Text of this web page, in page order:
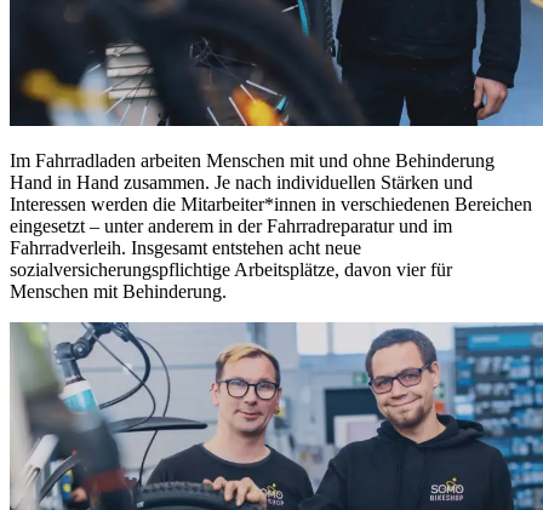
Im Fahrradladen arbeiten Menschen mit und ohne Behinderung
Hand in Hand zusammen. Je nach individuellen Stärken und
Interessen werden die Mitarbeiter*innen in verschiedenen Bereichen
eingesetzt – unter anderem in der Fahrradreparatur und im
Fahrradverleih. Insgesamt entstehen acht neue
sozialversicherungspflichtige Arbeitsplätze, davon vier für
Menschen mit Behinderung.